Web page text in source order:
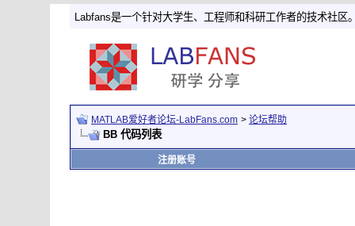
Labfans是一个针对大学生、工程师和科研工作者的技术社区
MATLAB爱好者论坛-LabFans.com > 论坛帮助
BB 代码列表
注册账号